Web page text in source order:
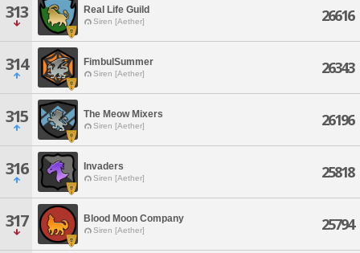
313 Real Life Guild
Siren [Aether] 26616
314 FimbulSummer
Siren [Aether] 26343
315 The Meow Mixers
Siren [Aether] 26196
316 Invaders
Siren [Aether] 25818
317 Blood Moon Company
Siren [Aether] 25794